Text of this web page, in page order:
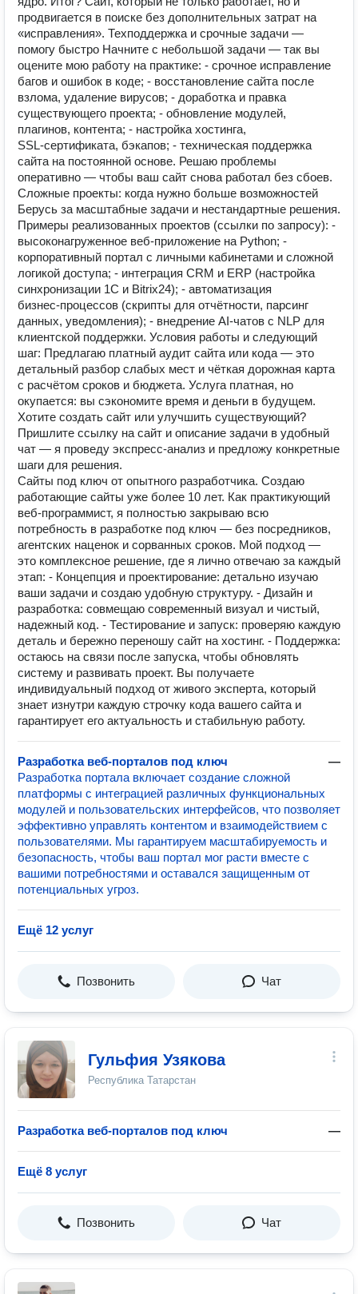
продвигается в поиске без дополнительных затрат на
«исправления». Техподдержка и срочные задачи —
помогу быстро Начните с небольшой задачи — так вы
оцените мою работу на практике: - срочное исправление
багов и ошибок в коде; - восстановление сайта после
взлома, удаление вирусов; - доработка и правка
существующего проекта; - обновление модулей,
плагинов, контента; - настройка хостинга,
SSL‑сертификата, бэкапов; - техническая поддержка
сайта на постоянной основе. Решаю проблемы
оперативно — чтобы ваш сайт снова работал без сбоев.
Сложные проекты: когда нужно больше возможностей
Берусь за масштабные задачи и нестандартные решения.
Примеры реализованных проектов (ссылки по запросу): -
высоконагруженное веб‑приложение на Python; -
корпоративный портал с личными кабинетами и сложной
логикой доступа; - интеграция CRM и ERP (настройка
синхронизации 1C и Bitrix24); - автоматизация
бизнес‑процессов (скрипты для отчётности, парсинг
данных, уведомления); - внедрение AI‑чатов с NLP для
клиентской поддержки. Условия работы и следующий
шаг: Предлагаю платный аудит сайта или кода — это
детальный разбор слабых мест и чёткая дорожная карта
с расчётом сроков и бюджета. Услуга платная, но
окупается: вы сэкономите время и деньги в будущем.
Хотите создать сайт или улучшить существующий?
Пришлите ссылку на сайт и описание задачи в удобный
чат — я проведу экспресс‑анализ и предложу конкретные
шаги для решения.
Сайты под ключ от опытного разработчика. Создаю
работающие сайты уже более 10 лет. Как практикующий
веб-программист, я полностью закрываю всю
потребность в разработке под ключ — без посредников,
агентских наценок и сорванных сроков. Мой подход —
это комплексное решение, где я лично отвечаю за каждый
этап: - Концепция и проектирование: детально изучаю
ваши задачи и создаю удобную структуру. - Дизайн и
разработка: совмещаю современный визуал и чистый,
надежный код. - Тестирование и запуск: проверяю каждую
деталь и бережно переношу сайт на хостинг. - Поддержка:
остаюсь на связи после запуска, чтобы обновлять
систему и развивать проект. Вы получаете
индивидуальный подход от живого эксперта, который
знает изнутри каждую строчку кода вашего сайта и
гарантирует его актуальность и стабильную работу.
Разработка веб-порталов под ключ
—
Разработка портала включает создание сложной
платформы с интеграцией различных функциональных
модулей и пользовательских интерфейсов, что позволяет
эффективно управлять контентом и взаимодействием с
пользователями. Мы гарантируем масштабируемость и
безопасность, чтобы ваш портал мог расти вместе с
вашими потребностями и оставался защищенным от
потенциальных угроз.
Ещё 12 услуг
Позвонить Чат
Гульфия Узякова
Республика Татарстан
Разработка веб-порталов под ключ —
Ещё 8 услуг
Позвонить Чат